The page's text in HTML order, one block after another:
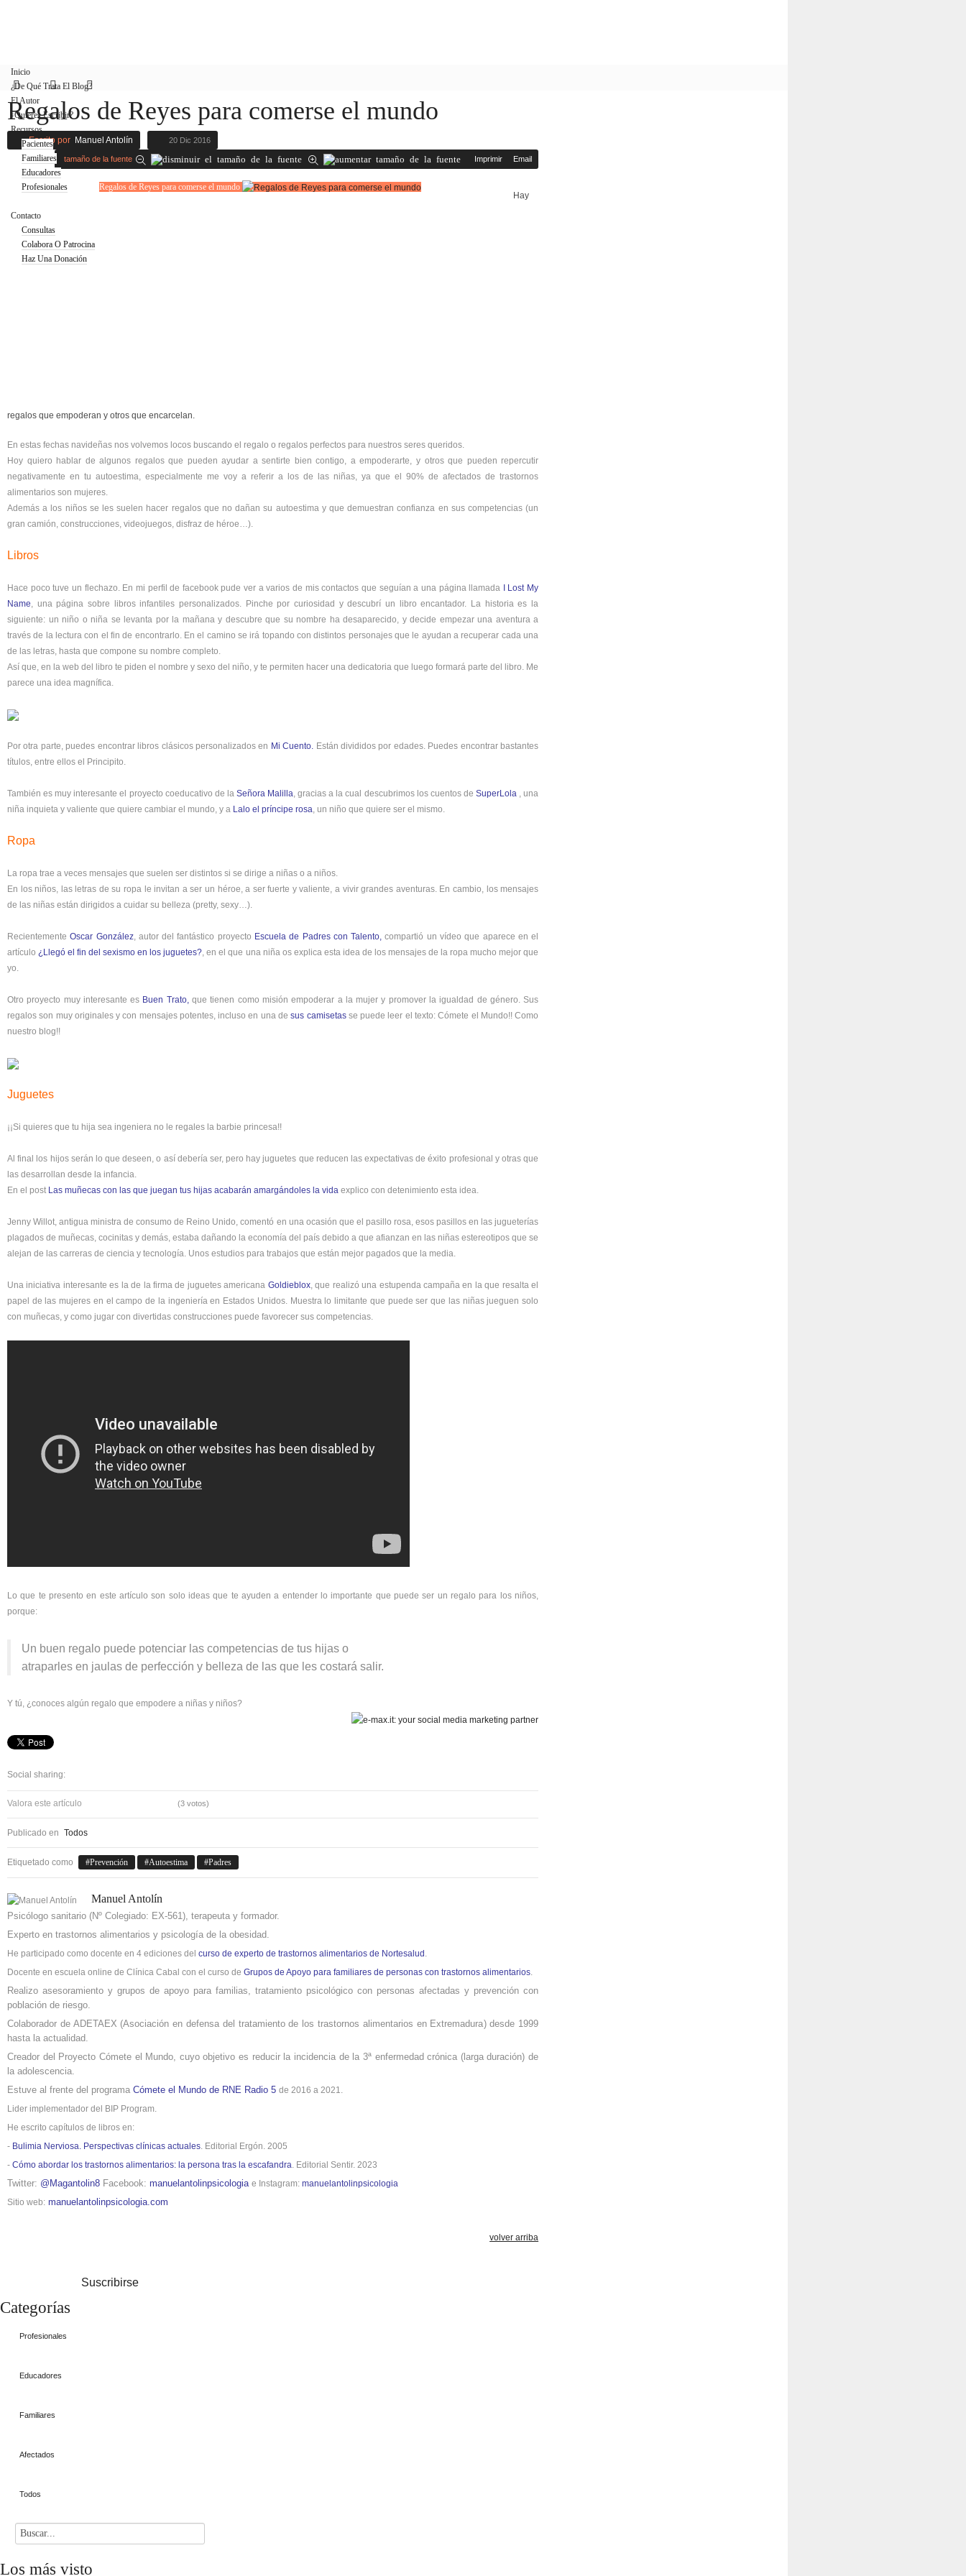
Inicio
¿De Qué Trata El Blog?
El Autor
¿Quieres Escribir?
Recursos
Pacientes
Familiares
Educadores
Profesionales
Contacto
Consultas
Colabora O Patrocina
Haz Una Donación
Regalos de Reyes para comerse el mundo
Escrito por Manuel Antolín 20 Dic 2016
tamaño de la fuente Imprimir Email
Regalos de Reyes para comerse el mundo
Hay
regalos que empoderan y otros que encarcelan.
En estas fechas navideñas nos volvemos locos buscando el regalo o regalos perfectos para nuestros seres queridos.
Hoy quiero hablar de algunos regalos que pueden ayudar a sentirte bien contigo, a empoderarte, y otros que pueden repercutir
negativamente en tu autoestima, especialmente me voy a referir a los de las niñas, ya que el 90% de afectados de trastornos
alimentarios son mujeres.
Además a los niños se les suelen hacer regalos que no dañan su autoestima y que demuestran confianza en sus competencias (un
gran camión, construcciones, videojuegos, disfraz de héroe…).
Libros
Hace poco tuve un flechazo. En mi perfil de facebook pude ver a varios de mis contactos que seguían a una página llamada
I Lost My
Name, una página sobre libros infantiles personalizados. Pinche por curiosidad y descubrí un libro encantador. La historia es la
siguiente: un niño o niña se levanta por la mañana y descubre que su nombre ha desaparecido, y decide empezar una aventura a
través de la lectura con el fin de encontrarlo. En el camino se irá topando con distintos personajes que le ayudan a recuperar cada una
de las letras, hasta que compone su nombre completo.
Así que, en la web del libro te piden el nombre y sexo del niño, y te permiten hacer una dedicatoria que luego formará parte del libro. Me
parece una idea magnífica.
Por otra parte, puedes encontrar libros clásicos personalizados en Mi Cuento. Están divididos por edades. Puedes encontrar bastantes
títulos, entre ellos el Principito.
También es muy interesante el proyecto coeducativo de la Señora Malilla, gracias a la cual descubrimos los cuentos de SuperLola, una
niña inquieta y valiente que quiere cambiar el mundo, y a Lalo el príncipe rosa, un niño que quiere ser el mismo.
Ropa
La ropa trae a veces mensajes que suelen ser distintos si se dirige a niñas o a niños.
En los niños, las letras de su ropa le invitan a ser un héroe, a ser fuerte y valiente, a vivir grandes aventuras. En cambio, los mensajes
de las niñas están dirigidos a cuidar su belleza (pretty, sexy…).
Recientemente Oscar González, autor del fantástico proyecto Escuela de Padres con Talento, compartió un vídeo que aparece en el
artículo¿Llegó el fin del sexismo en los juguetes?, en el que una niña os explica esta idea de los mensajes de la ropa mucho mejor que
yo.
Otro proyecto muy interesante es Buen Trato,que tienen como misión empoderar a la mujer y promover la igualdad de género. Sus
regalos son muy originales y con mensajes potentes, incluso en una desus camisetasse puede leer el texto: Cómete el Mundo!! Como
nuestro blog!!
Juguetes
¡¡Si quieres que tu hija sea ingeniera no le regales la barbie princesa!!
Al final los hijos serán lo que deseen, o así debería ser, pero hay juguetes que reducen las expectativas de éxito profesional y otras que
las desarrollan desde la infancia.
En el post Las muñecas con las que juegan tus hijas acabarán amargándoles la vida explico con detenimiento esta idea.
Jenny Willot, antigua ministra de consumo de Reino Unido, comentó en una ocasión que el pasillo rosa, esos pasillos en las jugueterías
plagados de muñecas, cocinitas y demás, estaba dañando la economía del país debido a que afianzan en las niñas estereotipos que se
alejan de las carreras de ciencia y tecnología. Unos estudios para trabajos que están mejor pagados que la media.
Una iniciativa interesante es la de la firma de juguetes americana Goldieblox, que realizó una estupenda campaña en la que resalta el
papel de las mujeres en el campo de la ingeniería en Estados Unidos. Muestra lo limitante que puede ser que las niñas jueguen solo
con muñecas, y como jugar con divertidas construcciones puede favorecer sus competencias.
Lo que te presento en este artículo son solo ideas que te ayuden a entender lo importante que puede ser un regalo para los niños,
porque:
Un buen regalo puede potenciar las competencias de tus hijas o
atraparles en jaulas de perfección y belleza de las que les costará salir.
Y tú, ¿conoces algún regalo que empodere a niñas y niños?
Social sharing:
Valora este artículo (3 votos)
Publicado en Todos
Etiquetado como Prevención Autoestima Padres
Manuel Antolín
Psicólogo sanitario (Nº Colegiado: EX-561), terapeuta y formador.
Experto en trastornos alimentarios y psicología de la obesidad.
He participado como docente en 4 ediciones del curso de experto de trastornos alimentarios de Nortesalud.
Docente en escuela online de Clínica Cabal con el curso de Grupos de Apoyo para familiares de personas con trastornos alimentarios.
Realizo asesoramiento y grupos de apoyo para familias, tratamiento psicológico con personas afectadas y prevención con
población de riesgo.
Colaborador de ADETAEX (Asociación en defensa del tratamiento de los trastornos alimentarios en Extremadura) desde 1999
hasta la actualidad.
Creador del Proyecto Cómete el Mundo, cuyo objetivo es reducir la incidencia de la 3ª enfermedad crónica (larga duración) de
la adolescencia.
Estuve al frente del programa Cómete el Mundo de RNE Radio 5 de 2016 a 2021.
Lider implementador del BIP Program.
He escrito capítulos de libros en:
- Bulimia Nerviosa. Perspectivas clínicas actuales. Editorial Ergón. 2005
- Cómo abordar los trastornos alimentarios: la persona tras la escafandra. Editorial Sentir. 2023
Twitter: @Magantolin8 Facebook: manuelantolinpsicologia e Instagram: manuelantolinpsicologia
Sitio web: manuelantolinpsicologia.com
volver arriba
Suscribirse
Categorías
Profesionales
Educadores
Familiares
Afectados
Todos
Los más visto